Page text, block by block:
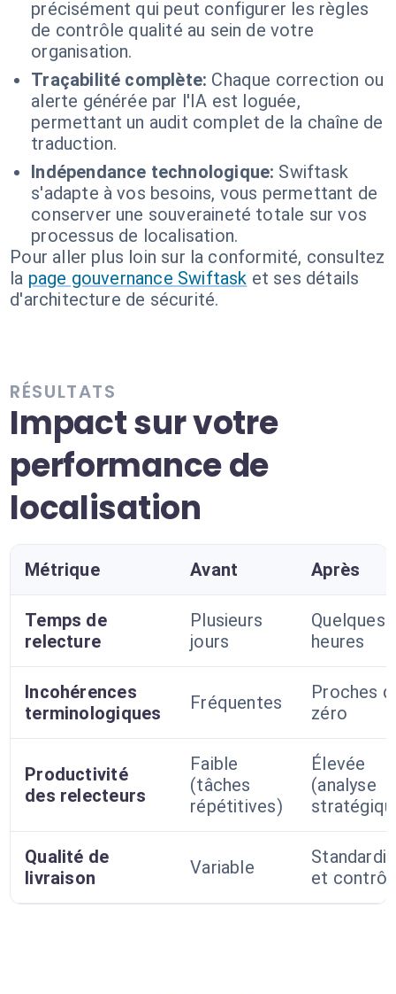
précisément qui peut configurer les règles
de contrôle qualité au sein de votre
organisation.
Traçabilité complète: Chaque correction ou
alerte générée par l'IA est loguée,
permettant un audit complet de la chaîne de
traduction.
Indépendance technologique: Swiftask
s'adapte à vos besoins, vous permettant de
conserver une souveraineté totale sur vos
processus de localisation.
Pour aller plus loin sur la conformité, consultez
la page gouvernance Swiftask et ses détails
d'architecture de sécurité.
RÉSULTATS
Impact sur votre
performance de
localisation
Métrique Avant Après
Temps de
relecture
Plusieurs
jours
Quelques
heures
Incohérences
terminologiques
Fréquentes
Proches
zéro
Productivité
des relecteurs
Faible
(tâches
répétitives)
Élevée
(analyse
Qualité de
livraison
Variable
et